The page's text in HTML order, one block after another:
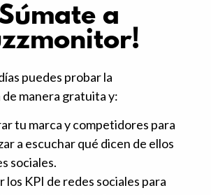
a
puedes probar la
manera gratuita y:
tu marca y competidores para
a escuchar qué dicen de ellos
sociales.
los KPI de redes sociales para